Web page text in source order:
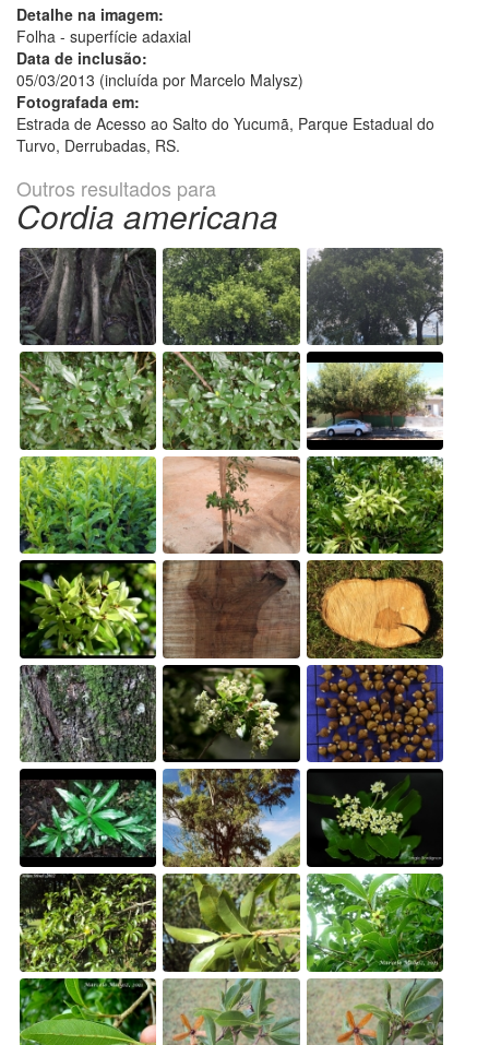
Detalhe na imagem:
Folha - superfície adaxial
Data de inclusão:
05/03/2013 (incluída por Marcelo Malysz)
Fotografada em:
Estrada de Acesso ao Salto do Yucumã, Parque Estadual do
Turvo, Derrubadas, RS.
Outros resultados para
Cordia americana